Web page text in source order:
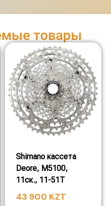
товары
Shimano кассета
Deore, M5100,
11ск., 11-51T
43 900 KZT